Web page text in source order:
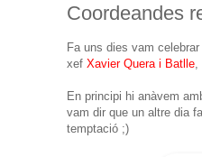
Coordeandes
Fa uns dies vam
xef Xavier Quera i Batlle,
En principi hi anàvem
vam dir que un altre dia
temptació ;)